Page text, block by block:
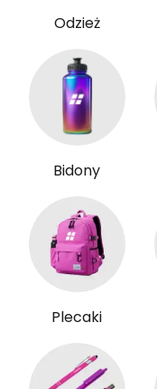
Odzież
Bidony
Plecaki